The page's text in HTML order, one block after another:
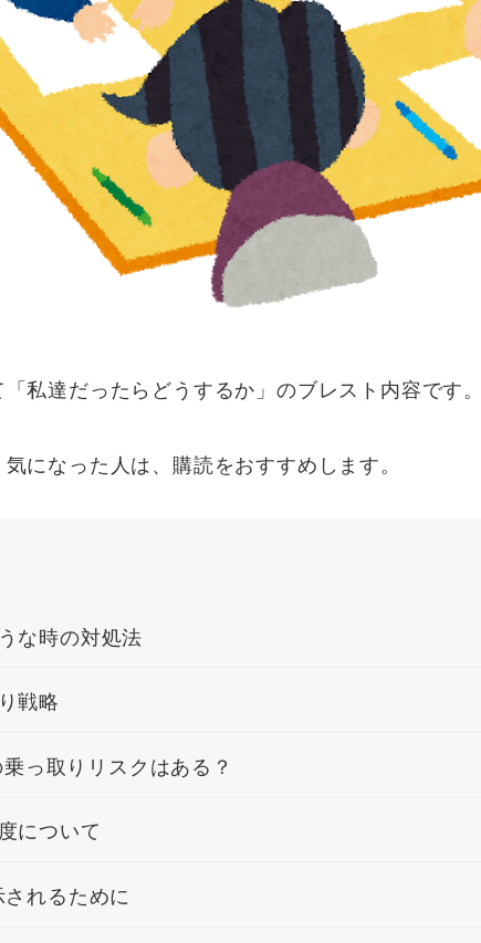
私達だったらどうするか」のブレスト内容です
になった人は、購読をおすすめします。
な時の対処法
戦略
っ取りリスクはある？
について
れるために